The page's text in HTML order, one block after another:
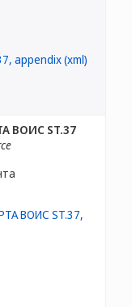
ВОИС ST.37